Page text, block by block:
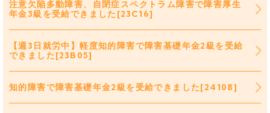
注意欠陥多動障害、自閉症スペクトラム障害で障害厚生
年金3級を受給できました[23C16]
【週3日就労中】軽度知的障害で障害基礎年金2級を受給
できました[23B05]
知的障害で障害基礎年金2級を受給できました[24108]